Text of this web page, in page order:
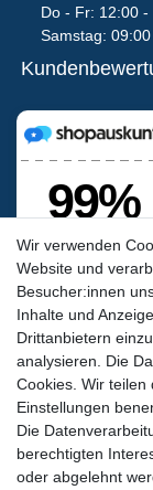
Wir verwenden
Website und
Besucher:innen
Inhalte und
Drittanbietern
analysieren. Die
Cookies. Wir teilen
Einstellungen
Die
berechtigten
oder abgelehnt
Do - Fr: 12:00 -
Samstag:
Siegel &